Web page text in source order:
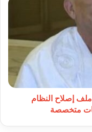
ملف إصلاح النظام
متخصصة